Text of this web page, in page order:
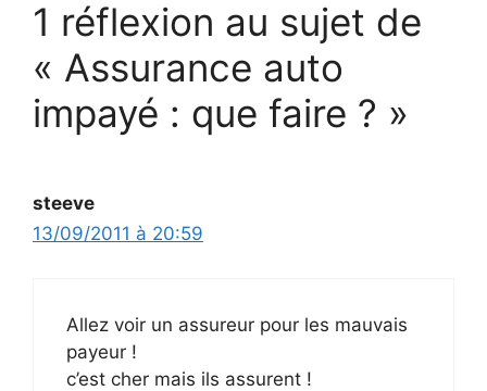
1 réflexion au sujet de
« Assurance auto
impayé : que faire ? »
steeve
13/09/2011 à 20:59
Allez voir un assureur pour les mauvais
payeur !
c’est cher mais ils assurent !